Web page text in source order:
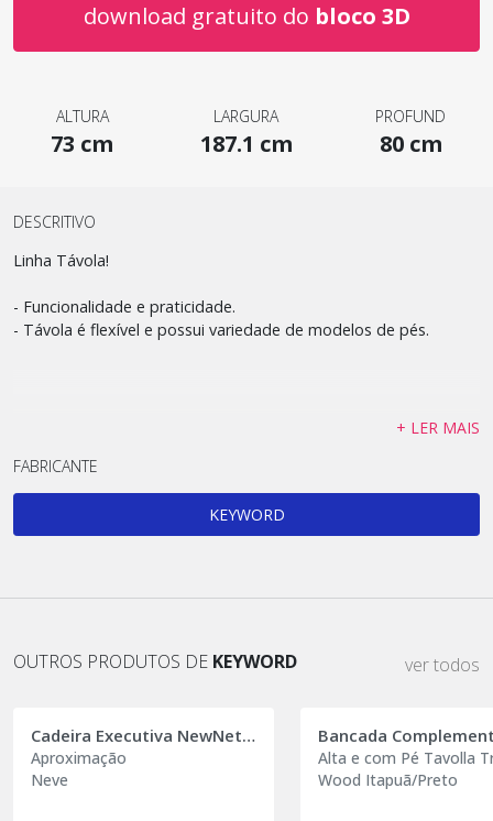
download gratuito do bloco 3D
ALTURA
73 cm
LARGURA
187.1 cm
PROFUND
80 cm
DESCRITIVO
Linha Távola!
- Funcionalidade e praticidade.
- Távola é flexível e possui variedade de modelos de pés.
+ LER MAIS
FABRICANTE
KEYWORD
OUTROS PRODUTOS DE KEYWORD ver todos
Cadeira Executiva NewNet (Cavalleti by Keyword)
Aproximação
Neve
Alta e com Pé Tavolla
Wood Itapuã/Preto